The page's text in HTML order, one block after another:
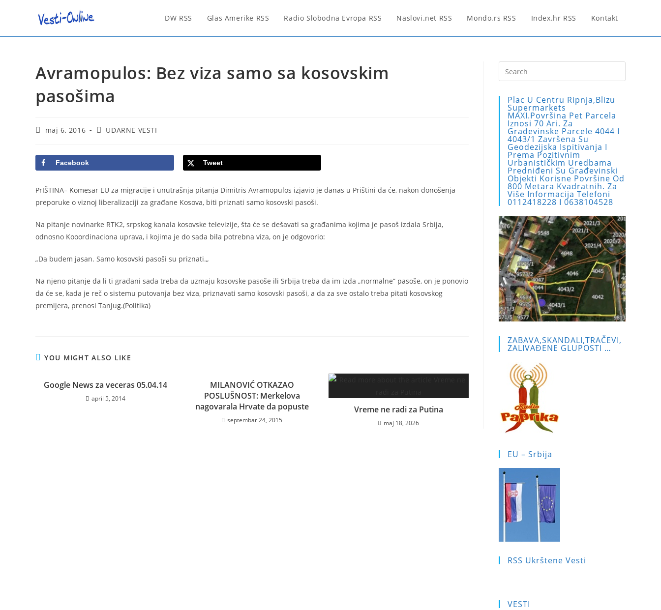
DW RSS Glas Amerike RSS Radio Slobodna Evropa RSS Naslovi.net RSS Mondo.rs RSS Index.hr RSS Kontakt
Avramopulos: Bez viza samo sa kosovskim
pasošima
Postmaj 6, 2016
PostUDARNE VESTI
Facebook Tweet
PrIŠTINA– Komesar EU za migracije i unutrašnja pitanja Dimitris Avramopulos izjavio je danas u Prištini da će, nakon donošenja
preporuke o viznoj liberalizaciji za građane Kosova, biti priznati samo kosovski pasoši.
Na pitanje novinarke RTK2, srpskog kanala kosovske televizije, šta će se dešavati sa građanima kojima je pasoš izdala Srbija,
odnosno Kooordinaciona uprava, i kojima je do sada bila potrebna viza, on je odgovorio:
„Da budem jasan. Samo kosovski pasoši su priznati.„
Na njeno pitanje da li ti građani sada treba da uzmaju kosovske pasoše ili Srbija treba da im izda „normalne” pasoše, on je ponovio
da će se, kada je reč o sistemu putovanja bez viza, priznavati samo kosovski pasoši, a da za sve ostalo treba pitati kosovskog
premijera, prenosi Tanjug.(Politika)
YOU MIGHT ALSO LIKE
Google News za veceras 05.04.14
april 5, 2014
MILANOVIĆ OTKAZAO
POSLUŠNOST: Merkelova
nagovarala Hrvate da popuste
septembar 24, 2015
Vreme ne radi za Putina
maj 18, 2026
Escape
Plac U Centru Ripnja,blizu
Supermarkets
MAXI.Površina Pet Parcela
Iznosi 70 Ari. Za
Građevinske Parcele 4044 I
4043/1 Završena Su
Geodezijska Ispitivanja I
Prema Pozitivnim
Urbanističkim Uredbama
Predniđeni Su Građevinski
Objekti Korisne Površine Od
800 Metara Kvadratnih. Za
Više Informacija Telefoni
0112418228 I 0638104528
ZABAVA,SKANDALI,TRAČEVI,
ZALIVAĐENE GLUPOSTI …
EU – Srbija
RSS Ukrštene Vesti
VESTI